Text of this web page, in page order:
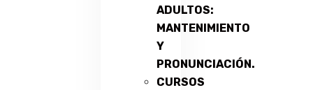
ADULTOS:
MANTENIMIENTO
Y
PRONUNCIACIÓN.
CURSOS